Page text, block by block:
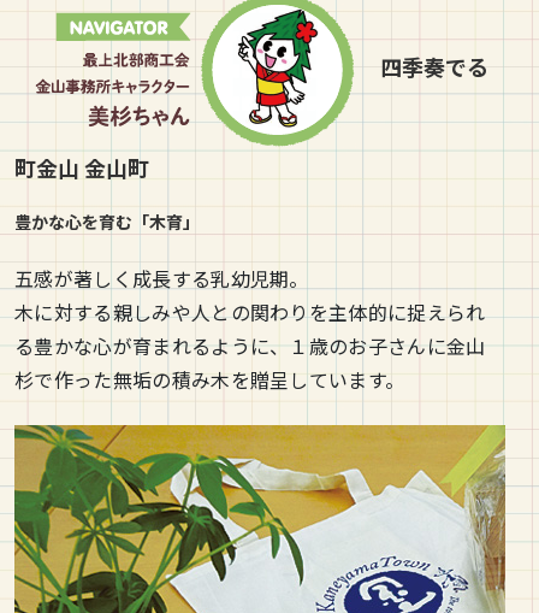
四季奏でる
町金山金山町
豊かな心を育む「木育」
五感が著しく成長する乳幼児期。
木に対する親しみや人との関わりを主体的に捉えられ
る豊かな心が育まれるように、１歳のお子さんに金山
杉で作った無垢の積み木を贈呈しています。